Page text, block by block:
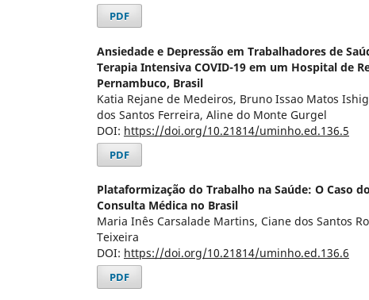
PDF
Ansiedade e Depressão em Trabalhadores de
Terapia Intensiva COVID-19 em um Hospital de
Pernambuco, Brasil
Katia Rejane de Medeiros, Bruno Issao Matos
dos Santos Ferreira, Aline do Monte Gurgel
DOI: https://doi.org/10.21814/uminho.ed.136.5
PDF
Plataformização do Trabalho na Saúde: O Caso
Consulta Médica no Brasil
Maria Inês Carsalade Martins, Ciane dos Santos
Teixeira
DOI: https://doi.org/10.21814/uminho.ed.136.6
PDF